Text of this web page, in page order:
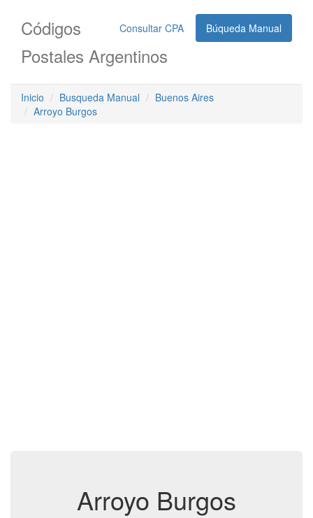
Consultar CPA Búqueda Manual
Códigos
Postales Argentinos
Inicio Busqueda Manual
Buenos Aires
Arroyo Burgos
Arroyo Burgos